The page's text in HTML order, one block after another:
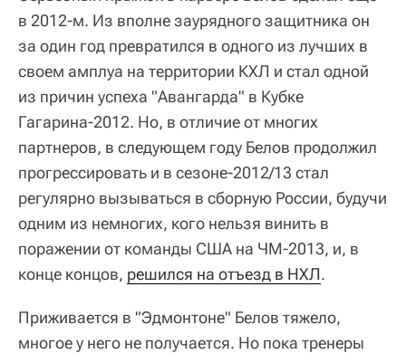
в 2012-м. Из вполне заурядного защитника он
за один год превратился в одного из лучших в
своем амплуа на территории КХЛ и стал одной
из причин успеха "Авангарда" в Кубке
Гагарина-2012. Но, в отличие от многих
партнеров, в следующем году Белов продолжил
прогрессировать и в сезоне-2012/13 стал
регулярно вызываться в сборную России, будучи
одним из немногих, кого нельзя винить в
поражении от команды США на ЧМ-2013, и, в
конце концов, решился на отъезд в НХЛ.
Приживается в "Эдмонтоне" Белов тяжело,
многое у него не получается. Но пока тренеры